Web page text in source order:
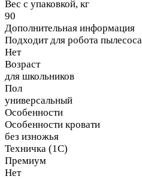
Вес с упаковкой, кг
90
Дополнительная информация
Подходит для робота пылесоса
Нет
Возраст
для школьников
Пол
универсальный
Особенности
Особенности кровати
без изножья
Техничка (1С)
Премиум
Нет